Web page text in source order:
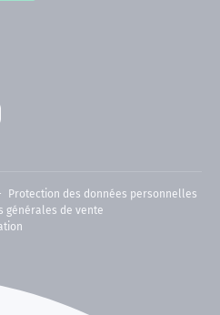
Protection des données personnelles
générales de vente